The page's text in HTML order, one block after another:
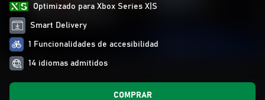
Optimizado para Xbox Series X|S
Smart Delivery
1 Funcionalidades de accesibilidad
14 idiomas admitidos
COMPRAR